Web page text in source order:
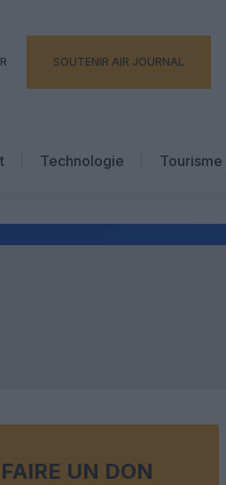
SOUTENIR AIR JOURNAL
Technologie
Tourisme
Hôtellerie
FAIRE UN DON